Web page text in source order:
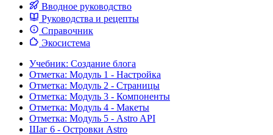
Вводное руководство
Руководства и рецепты
Справочник
Экосистема
Учебник: Создание блога
Отметка: Модуль 1 - Настройка
Отметка: Модуль 2 - Страницы
Отметка: Модуль 3 - Компоненты
Отметка: Модуль 4 - Макеты
Отметка: Модуль 5 - Astro API
Шаг 6 - Островки Astro